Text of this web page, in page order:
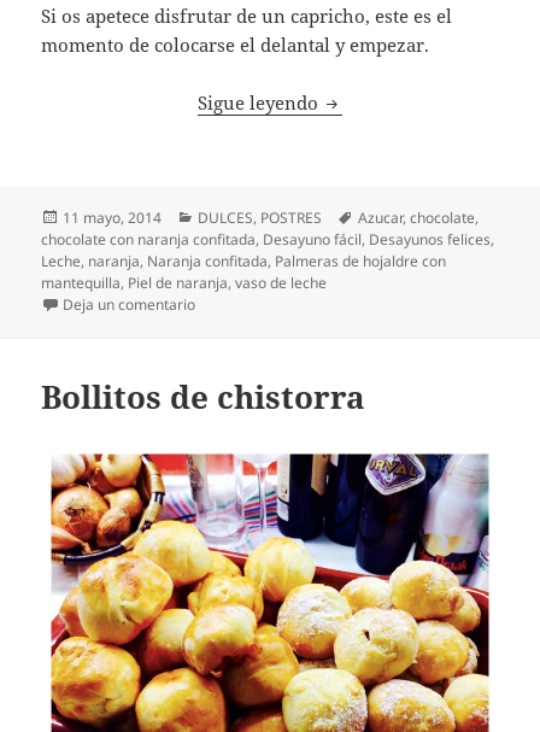
Si os apetece disfrutar de un capricho, este es el
momento de colocarse el delantal y empezar.
Sigue leyendo Chocolate con
Publicado
el
11 mayo, 2014 Categorías
DULCES, POSTRES Etiquetas
Azucar,chocolate,
chocolate con naranja confitada, Desayuno fácil, Desayunos felices,
Leche, naranja, Naranja confitada, Palmeras de hojaldre con
mantequilla, Piel de naranja,vaso de leche
Deja un comentarioen Chocolate con bastoncitos de naranja confitados
Bollitos de chistorra